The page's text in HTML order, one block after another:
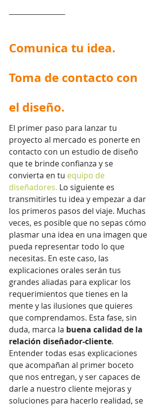
Comunica tu idea.
Toma de contacto con
el diseño.
El primer paso para lanzar tu
proyecto al mercado es ponerte en
contacto con un estudio de diseño
que te brinde confianza y se
convierta en tu equipo de
diseñadores. Lo siguiente es
transmitirles tu idea y empezar a dar
los primeros pasos del viaje. Muchas
veces, es posible que no sepas cómo
plasmar una idea en una imagen que
pueda representar todo lo que
necesitas. En este caso, las
explicaciones orales serán tus
grandes aliadas para explicar los
requerimientos que tienes en la
mente y las ilusiones que quieres
que comprendamos. Esta fase, sin
duda, marca la buena calidad de la
relación diseñador-cliente.
Entender todas esas explicaciones
que acompañan al primer boceto
que nos entregan, y ser capaces de
darle a nuestro cliente mejoras y
soluciones para hacerlo realidad, se